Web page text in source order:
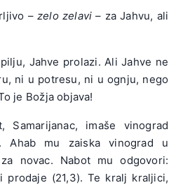
– zelo zelavi – za Jahvu, ali
Jahve prolazi. Ali Jahve ne
ni u potresu, ni u ognju, nego
je Božja objava!
Samarijanac, imaše vinograd
Ahab mu zaiska vinograd u
novac. Nabot mu odgovori:
prodaje (21,3). Te kralj kraljici,